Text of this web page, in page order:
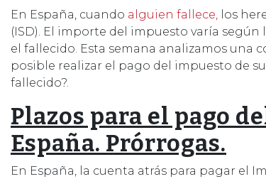
En España, cuando alguien fallece, los
(ISD). El importe del impuesto varía
el fallecido. Esta semana analizamos una
posible realizar el pago del impuesto de
fallecido?.
Plazos para el pago
España. Prórrogas.
En España, la cuenta atrás para pagar el